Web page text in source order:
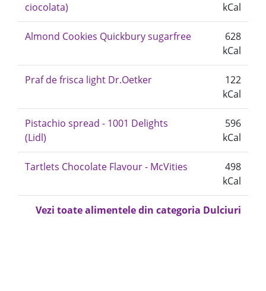
ciocolata)
kCal
Almond Cookies Quickbury sugarfree
628
kCal
Praf de frisca light Dr.Oetker
122
kCal
Pistachio spread - 1001 Delights
(Lidl)
596
kCal
Tartlets Chocolate Flavour - McVities
498
kCal
Vezi toate alimentele din categoria Dulciuri